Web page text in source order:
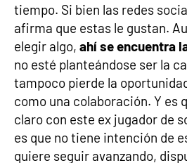
tiempo. Si bien las redes
afirma que estas le gustan.
elegir algo, ahí se encuentra
no esté planteándose ser la
tampoco pierde la
como una colaboración. Y es
claro con este ex jugador de
es que no tiene intención de
quiere seguir avanzando,